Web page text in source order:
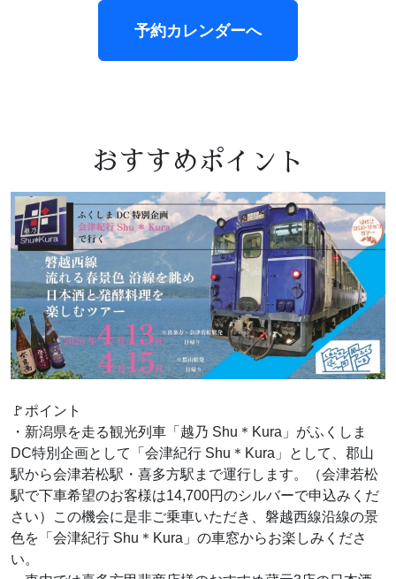
予約カレンダーへ
おすすめポイント
🚩ポイント
・新潟県を走る観光列車「越乃 Shu＊Kura」がふくしま
DC特別企画として「会津紀行 Shu＊Kura」として、郡山
駅から会津若松駅・喜多方駅まで運行します。（会津若松
駅で下車希望のお客様は14,700円のシルバーで申込みくだ
さい）この機会に是非ご乗車いただき、磐越西線沿線の景
色を「会津紀行 Shu＊Kura」の車窓からお楽しみくださ
い。